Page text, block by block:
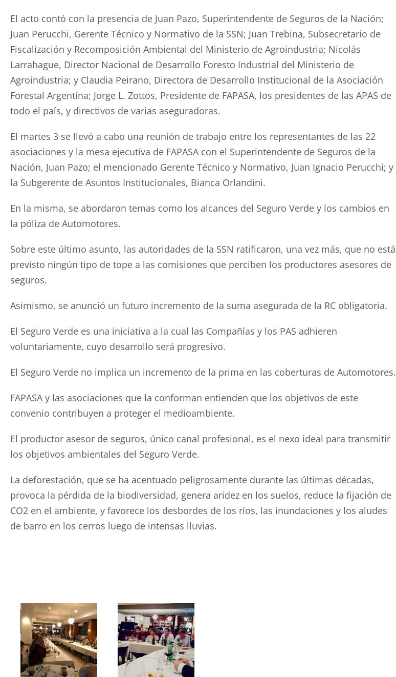
El acto contó con la presencia de Juan Pazo, Superintendente de Seguros de la Nación;
Juan Perucchi, Gerente Técnico y Normativo de la SSN; Juan Trebina, Subsecretario de
Fiscalización y Recomposición Ambiental del Ministerio de Agroindustria; Nicolás
Larrahague, Director Nacional de Desarrollo Foresto Industrial del Ministerio de
Agroindustria; y Claudia Peirano, Directora de Desarrollo Institucional de la Asociación
Forestal Argentina; Jorge L. Zottos, Presidente de FAPASA, los presidentes de las APAS de
todo el país, y directivos de varias aseguradoras.
El martes 3 se llevó a cabo una reunión de trabajo entre los representantes de las 22
asociaciones y la mesa ejecutiva de FAPASA con el Superintendente de Seguros de la
Nación, Juan Pazo; el mencionado Gerente Técnico y Normativo, Juan Ignacio Perucchi; y
la Subgerente de Asuntos Institucionales, Bianca Orlandini.
En la misma, se abordaron temas como los alcances del Seguro Verde y los cambios en
la póliza de Automotores.
Sobre este último asunto, las autoridades de la SSN ratificaron, una vez más, que no está
previsto ningún tipo de tope a las comisiones que perciben los productores asesores de
seguros.
Asimismo, se anunció un futuro incremento de la suma asegurada de la RC obligatoria.
El Seguro Verde es una iniciativa a la cual las Compañías y los PAS adhieren
voluntariamente, cuyo desarrollo será progresivo.
El Seguro Verde no implica un incremento de la prima en las coberturas de Automotores.
FAPASA y las asociaciones que la conforman entienden que los objetivos de este
convenio contribuyen a proteger el medioambiente.
El productor asesor de seguros, único canal profesional, es el nexo ideal para transmitir
los objetivos ambientales del Seguro Verde.
La deforestación, que se ha acentuado peligrosamente durante las últimas décadas,
provoca la pérdida de la biodiversidad, genera aridez en los suelos, reduce la fijación de
CO2 en el ambiente, y favorece los desbordes de los ríos, las inundaciones y los aludes
de barro en los cerros luego de intensas lluvias.